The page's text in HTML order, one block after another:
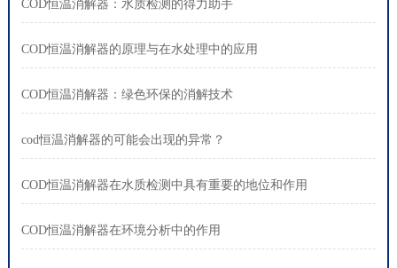
COD恒温消解器：水质检测的得力助手
COD恒温消解器的原理与在水处理中的应用
COD恒温消解器：绿色环保的消解技术
cod恒温消解器的可能会出现的异常？
COD恒温消解器在水质检测中具有重要的地位和作用
COD恒温消解器在环境分析中的作用